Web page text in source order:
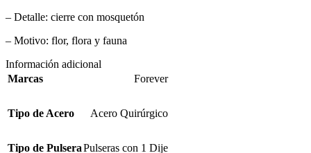
– Detalle: cierre con mosquetón
– Motivo: flor, flora y fauna
Información adicional
Marcas
Forever
Tipo de Acero Acero Quirúrgico
Tipo de PulseraPulseras con 1 Dije